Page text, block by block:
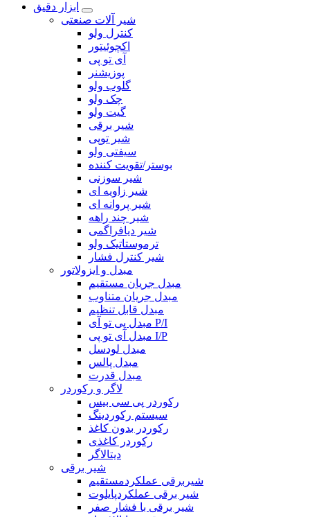
ابزار دقیق
شیر آلات صنعتی
کنترل ولو
اکچوئیتور
آی تو پی
پوزیشنر
گلوب ولو
چک ولو
گیت ولو
شیر برقی
شیر توپی
سیفتی ولو
بوستر/تقویت کننده
شیر سوزنی
شیر زاویه ای
شیر پروانه ای
شیر چند راهه
شیر دیافراگمی
ترموستاتیک ولو
شیر کنترل فشار
مبدل و ایزولاتور
مبدل جريان مستقیم
مبدل جریان متناوب
مبدل قابل تنظيم
مبدل پی تو آی P/I
مبدل آی تو پی I/P
مبدل لودسل
مبدل پالس
مبدل قدرت
لاگر و رکوردر
رکوردر پی سی بیس
سیستم رکوردینگ
رکوردر بدون کاغذ
رکوردر کاغذی
دیتالاگر
شیر برقی
شیربرقی عملکردمستقیم
شیر برقی عملکردپایلوت
شیر برقی با فشار صفر